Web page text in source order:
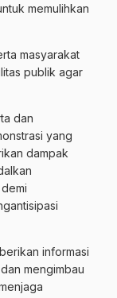
memulihkan
masyarakat
publik agar
dan
yang
dampak
informasi
mengimbau